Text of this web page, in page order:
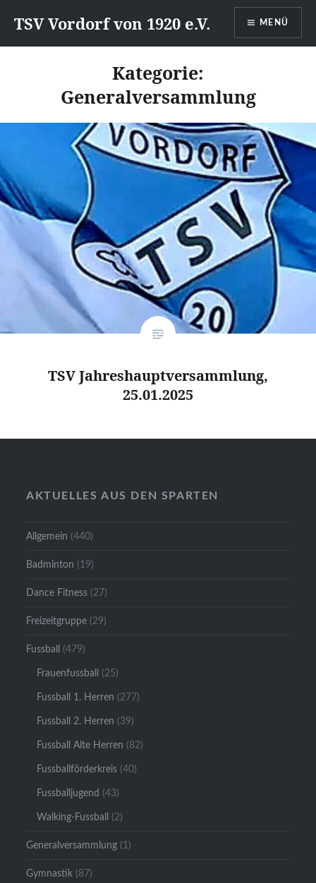
zumTSV Vordorf von 1920 e.V. MENÜ
Kategorie:
Generalversammlung
TSV Jahreshauptversammlung,
25.01.2025
AKTUELLES AUS DEN SPARTEN
Allgemein (440)
Badminton (19)
Dance Fitness (27)
Freizeitgruppe (29)
Fussball (479)
Frauenfussball (25)
Fussball 1. Herren (277)
Fussball 2. Herren (39)
Fussball Alte Herren (82)
Fussballförderkreis (40)
Fussballjugend (43)
Walking-Fussball (2)
Generalversammlung (1)
Gymnastik (87)